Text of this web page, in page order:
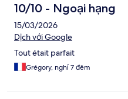
10/10 - Ngoại hạng
15/03/2026
Dịch với Google
Tout était parfait
Grégory, nghỉ 7 đêm